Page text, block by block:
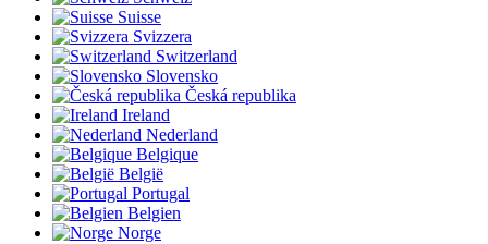
Suisse
Svizzera
Switzerland
Slovensko
Česká republika
Ireland
Nederland
Belgique
België
Portugal
Belgien
Norge